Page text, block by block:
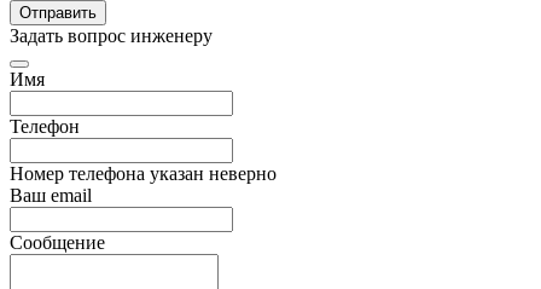
Отправить
Задать вопрос инженеру
Имя
Телефон
Номер телефона указан неверно
Ваш email
Сообщение